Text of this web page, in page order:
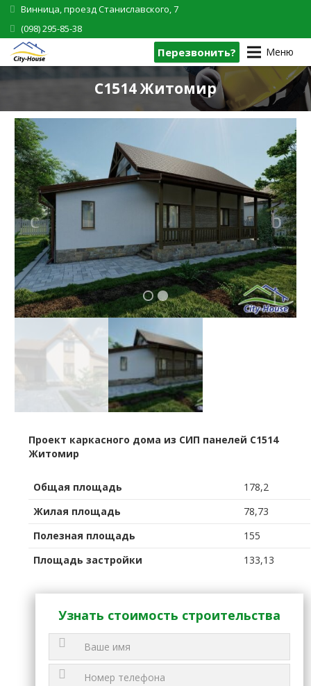
Винница, проезд Станиславского, 7
(098) 295-85-38
Перезвонить? Меню
C1514 Житомир
1 2
Проект каркасного дома из СИП панелей C1514
Житомир
Общая площадь
178,2
Жилая площадь
78,73
Полезная площадь
155
Площадь застройки
133,13
Узнать стоимость строительства